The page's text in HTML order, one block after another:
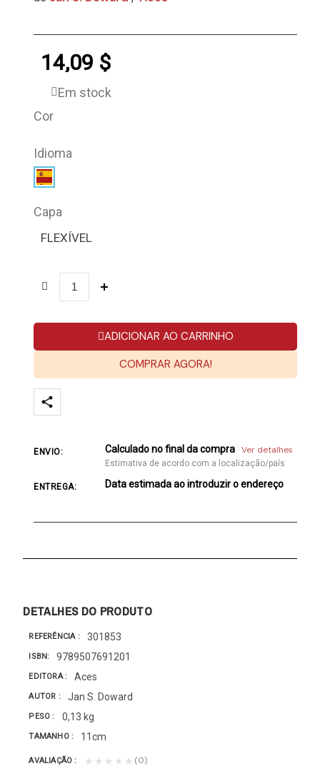
14,09 $
Em stock
Cor
Idioma
Capa
FLEXÍVEL
ADICIONAR AO CARRINHO
COMPRAR AGORA!
ENVIO: Calculado no final da compra Ver detalhes
Estimativa de acordo com a localização/país
ENTREGA: Data estimada ao introduzir o endereço
DETALHES DO PRODUTO
REFERÊNCIA 301853
ISBN 9789507691201
EDITORA Aces
AUTOR Jan S. Doward
PESO 0,13 kg
TAMANHO 11cm
AVALIAÇÃO ★★★★★ (0)